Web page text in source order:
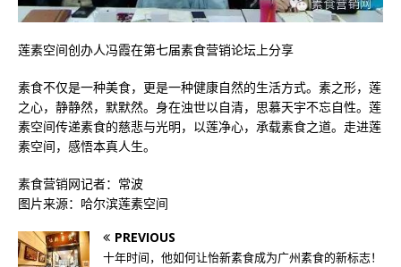
莲素空间创办人冯霞在第七届素食营销论坛上分享
素食不仅是一种美食，更是一种健康自然的生活方式。素之形，莲
之心，静静然，默默然。身在浊世以自清，思慕天宇不忘自性。莲
素空间传递素食的慈悲与光明，以莲净心，承载素食之道。走进莲
素空间，感悟本真人生。
素食营销网记者：常波
图片来源：哈尔滨莲素空间
PREVIOUS
十年时间，他如何让怡新素食成为广州素食的新标志！